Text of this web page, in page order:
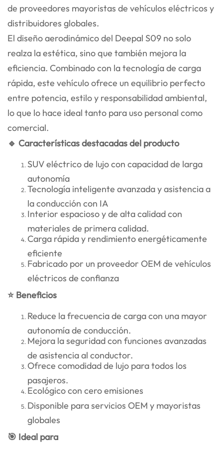
de proveedores mayoristas de vehículos eléctricos y
distribuidores globales.
El diseño aerodinámico del Deepal S09 no solo
realza la estética, sino que también mejora la
eficiencia. Combinado con la tecnología de carga
rápida, este vehículo ofrece un equilibrio perfecto
entre potencia, estilo y responsabilidad ambiental,
lo que lo hace ideal tanto para uso personal como
comercial.
🔹 Características destacadas del producto
SUV eléctrico de lujo con capacidad de larga
autonomía
Tecnología inteligente avanzada y asistencia a
la conducción con IA
Interior espacioso y de alta calidad con
materiales de primera calidad.
Carga rápida y rendimiento energéticamente
eficiente
Fabricado por un proveedor OEM de vehículos
eléctricos de confianza
⭐ Beneficios
Reduce la frecuencia de carga con una mayor
autonomía de conducción.
Mejora la seguridad con funciones avanzadas
de asistencia al conductor.
Ofrece comodidad de lujo para todos los
pasajeros.
Ecológico con cero emisiones
Disponible para servicios OEM y mayoristas
globales
🎯 Ideal para